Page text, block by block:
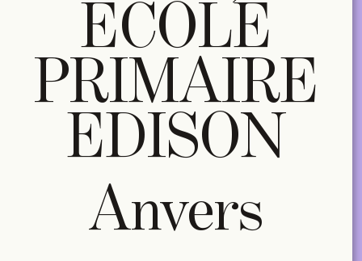
ÉCOLE
PRIMAIRE
EDISON
Anvers